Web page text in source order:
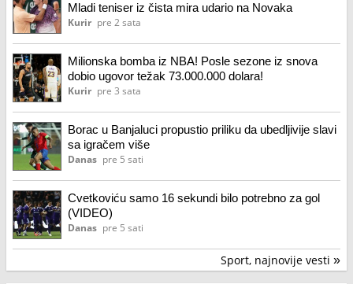
Mladi teniser iz čista mira udario na Novaka
Kurir pre 2 sata
Milionska bomba iz NBA! Posle sezone iz snova
dobio ugovor težak 73.000.000 dolara!
Kurir pre 3 sata
Borac u Banjaluci propustio priliku da ubedljivije slavi
sa igračem više
Danas pre 5 sati
Cvetkoviću samo 16 sekundi bilo potrebno za gol
(VIDEO)
Danas pre 5 sati
Sport, najnovije vesti »